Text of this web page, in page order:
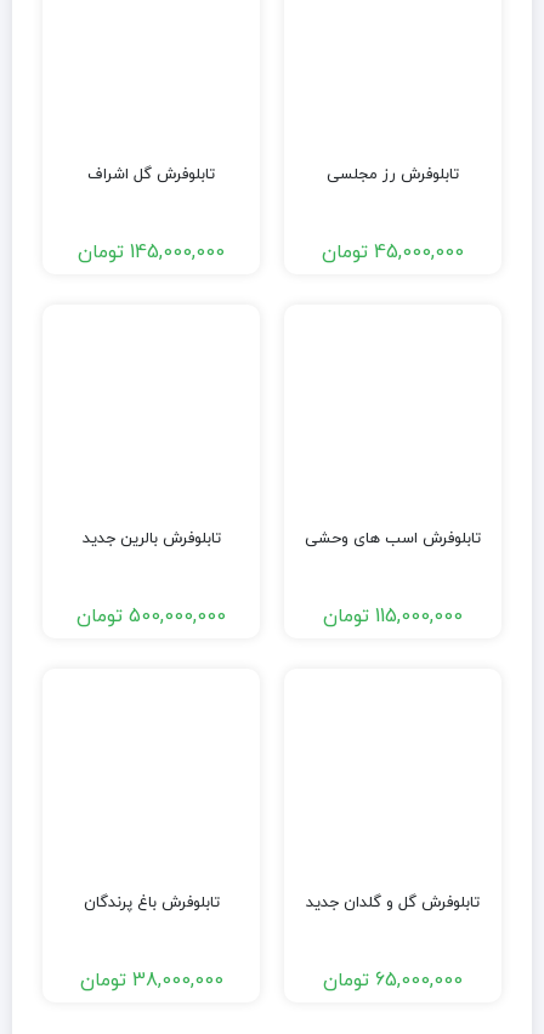
تابلوفرش رز مجلسی
45,000,000 تومان
تابلوفرش گل اشراف
145,000,000 تومان
تابلوفرش اسب های وحشی
115,000,000 تومان
تابلوفرش بالرین جدید
500,000,000 تومان
تابلوفرش گل و گلدان جدید
65,000,000 تومان
تابلوفرش باغ پرندگان
38,000,000 تومان